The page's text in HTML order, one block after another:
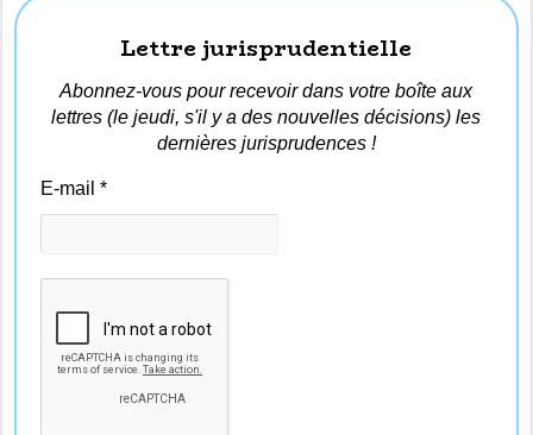
Lettre jurisprudentielle
Abonnez-vous pour recevoir dans votre boîte aux
lettres (le jeudi, s'il y a des nouvelles décisions) les
dernières jurisprudences !
E-mail*